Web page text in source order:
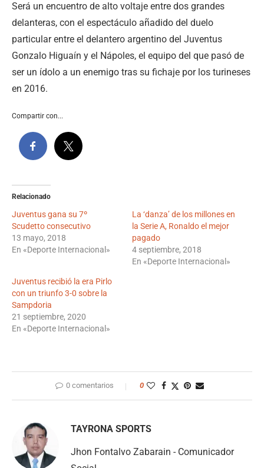
Será un encuentro de alto voltaje entre dos grandes
delanteras, con el espectáculo añadido del duelo
particular entre el delantero argentino del Juventus
Gonzalo Higuaín y el Nápoles, el equipo del que pasó de
ser un ídolo a un enemigo tras su fichaje por los turineses
en 2016.
Compartir con...
Relacionado
Juventus gana su 7º
Scudetto consecutivo
13 mayo, 2018
En «Deporte Internacional»
La ‘danza’ de los millones en
la Serie A, Ronaldo el mejor
pagado
4 septiembre, 2018
En «Deporte Internacional»
Juventus recibió la era Pirlo
con un triunfo 3-0 sobre la
Sampdoria
21 septiembre, 2020
En «Deporte Internacional»
0 comentarios 0
TAYRONA SPORTS
Jhon Fontalvo Zabarain - Comunicador